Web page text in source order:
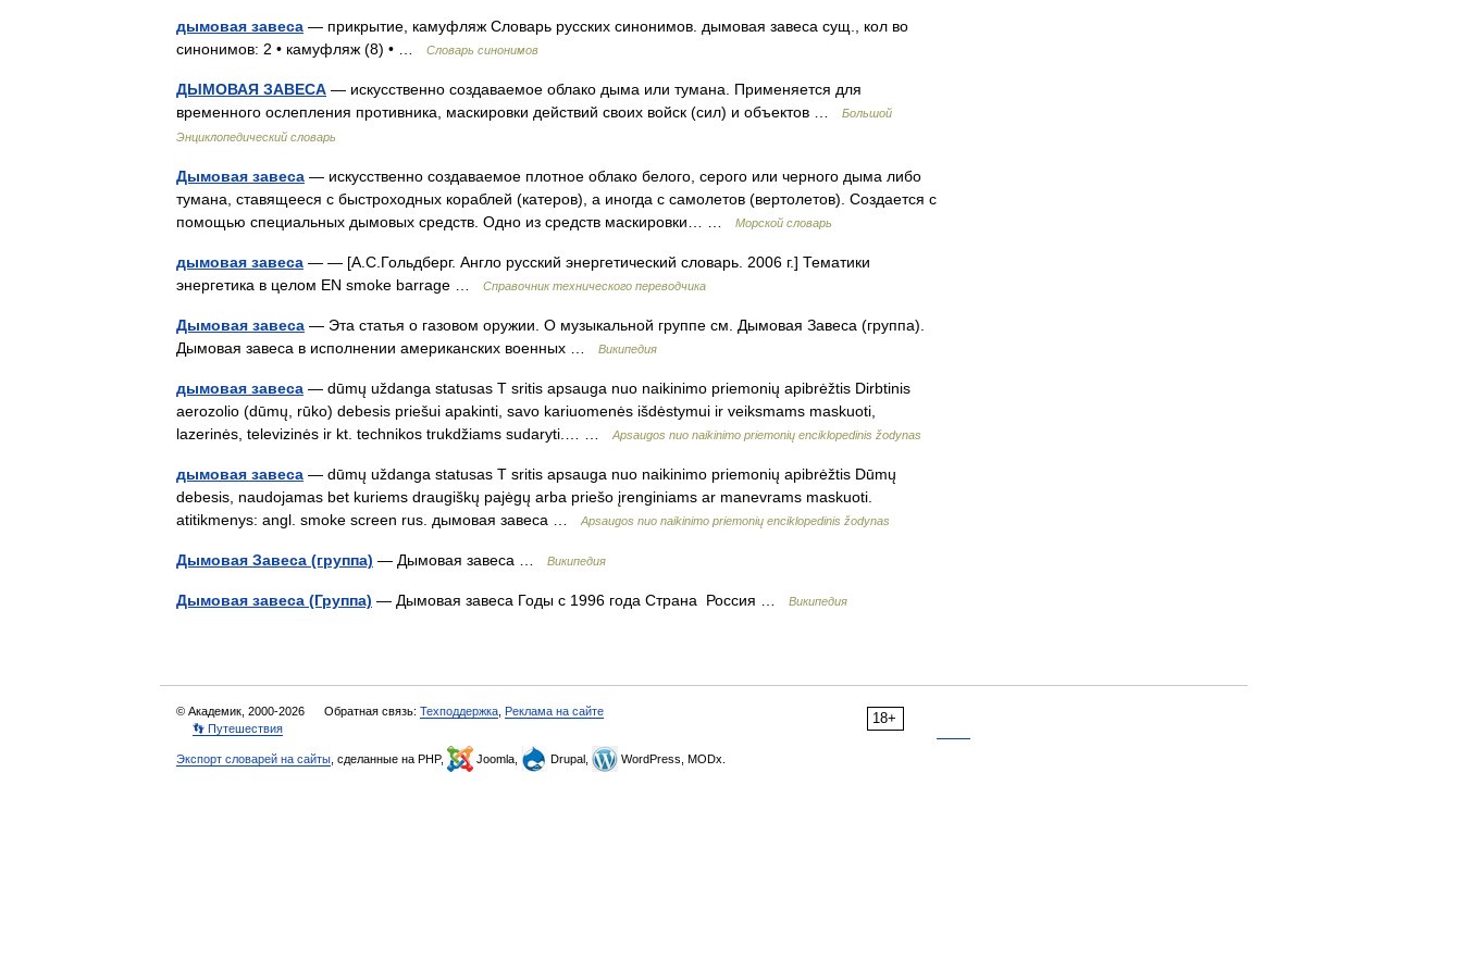
дымовая завеса — прикрытие, камуфляж Словарь русских синонимов. дымовая завеса сущ., кол во
синонимов: 2 • камуфляж (8) • …
Словарь синонимов
ДЫМОВАЯ ЗАВЕСА — искусственно создаваемое облако дыма или тумана. Применяется для
временного ослепления противника, маскировки действий своих войск (сил) и объектов …
Большой
Энциклопедический словарь
Дымовая завеса — искусственно создаваемое плотное облако белого, серого или черного дыма либо
тумана, ставящееся с быстроходных кораблей (катеров), а иногда с самолетов (вертолетов). Создается с
помощью специальных дымовых средств. Одно из средств маскировки… …
Морской словарь
дымовая завеса — — [А.С.Гольдберг. Англо русский энергетический словарь. 2006 г.] Тематики
энергетика в целом EN smoke barrage …
Справочник технического переводчика
Дымовая завеса — Эта статья о газовом оружии. О музыкальной группе см. Дымовая Завеса (группа).
Дымовая завеса в исполнении американских военных …
Википедия
дымовая завеса — dūmų uždanga statusas T sritis apsauga nuo naikinimo priemonių apibrėžtis Dirbtinis
aerozolio (dūmų, rūko) debesis priešui apakinti, savo kariuomenės išdėstymui ir veiksmams maskuoti,
lazerinės, televizinės ir kt. technikos trukdžiams sudaryti.… …
Apsaugos nuo naikinimo priemonių enciklopedinis žodynas
дымовая завеса — dūmų uždanga statusas T sritis apsauga nuo naikinimo priemonių apibrėžtis Dūmų
debesis, naudojamas bet kuriems draugiškų pajėgų arba priešo įrenginiams ar manevrams maskuoti.
atitikmenys: angl. smoke screen rus. дымовая завеса …
Apsaugos nuo naikinimo priemonių enciklopedinis žodynas
Дымовая Завеса (группа) — Дымовая завеса … Википедия
Дымовая завеса (Группа) — Дымовая завеса Годы c 1996 года Страна Россия … Википедия
18+
© Академик, 2000-2026 Обратная связь: Техподдержка Реклама на сайте
👣 Путешествия
Экспорт словарей на сайты , сделанные на PHP, Joomla, Drupal, WordPress, MODx.